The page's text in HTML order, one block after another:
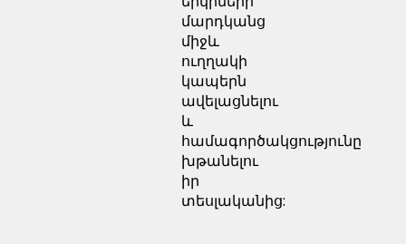
մարդկանց
միջև
ուղղակի
կապերն
ավելացնելու
և
համագործակցությունը
խթանելու
իր
տեսլականից: